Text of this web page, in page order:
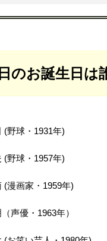
のお誕生日は
野球・1931年)
野球・1957年)
漫画家・1959年)
声優・1963年）